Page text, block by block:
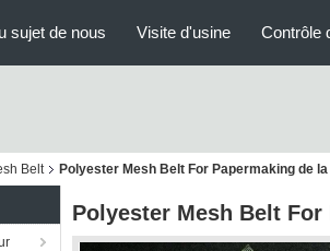
sujet de nous Visite d'usine Contrôle
Belt Polyester Mesh Belt For Papermaking de
Polyester Mesh Belt